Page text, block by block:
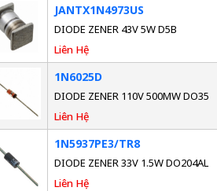
JANTX1N4973US
DIODE ZENER 43V 5W D5B
Liên Hệ
1N6025D
DIODE ZENER 110V 500MW DO35
Liên Hệ
1N5937PE3/TR8
DIODE ZENER 33V 1.5W DO204AL
Liên Hệ